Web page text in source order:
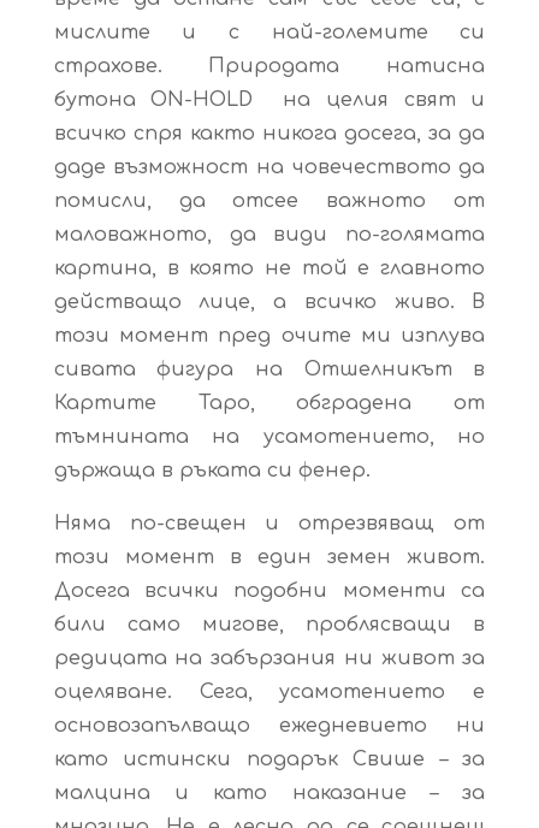
мислите и с най-големите си
страхове. Природата натисна
бутона ON-HOLD на целия свят и
всичко спря както никога досега, за да
даде възможност на човечеството да
помисли, да отсее важното от
маловажното, да види по-голямата
картина, в която не той е главното
действащо лице, а всичко живо. В
този момент пред очите ми изплува
сивата фигура на Отшелникът в
Картите Таро, обградена от
тъмнината на усамотението, но
държаща в ръката си фенер.
Няма по-свещен и отрезвяващ от
този момент в един земен живот.
Досега всички подобни моменти са
били само мигове, проблясващи в
редицата на забързания ни живот за
оцеляване. Сега, усамотението е
основозапълващо ежедневието ни
като истински подарък Свише – за
малцина и като наказание – за